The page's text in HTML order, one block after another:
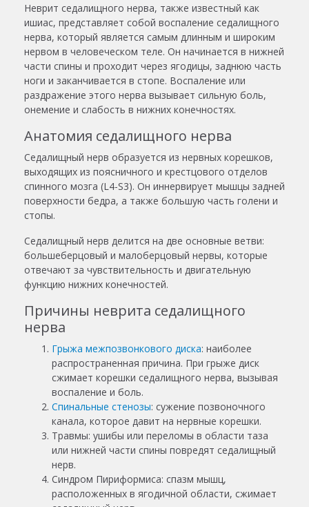
Неврит седалищного нерва, также известный как
ишиас, представляет собой воспаление седалищного
нерва, который является самым длинным и широким
нервом в человеческом теле. Он начинается в нижней
части спины и проходит через ягодицы, заднюю часть
ноги и заканчивается в стопе. Воспаление или
раздражение этого нерва вызывает сильную боль,
онемение и слабость в нижних конечностях.
Анатомия седалищного нерва
Седалищный нерв образуется из нервных корешков,
выходящих из поясничного и крестцового отделов
спинного мозга (L4-S3). Он иннервирует мышцы задней
поверхности бедра, а также большую часть голени и
стопы.
Седалищный нерв делится на две основные ветви:
большеберцовый и малоберцовый нервы, которые
отвечают за чувствительность и двигательную
функцию нижних конечностей.
Причины неврита седалищного
нерва
Грыжа межпозвонкового диска: наиболее
распространенная причина. При грыже диск
сжимает корешки седалищного нерва, вызывая
воспаление и боль.
Спинальные стенозы: сужение позвоночного
канала, которое давит на нервные корешки.
Травмы: ушибы или переломы в области таза
или нижней части спины повредят седалищный
нерв.
Синдром Пириформиса: спазм мышц,
расположенных в ягодичной области, сжимает